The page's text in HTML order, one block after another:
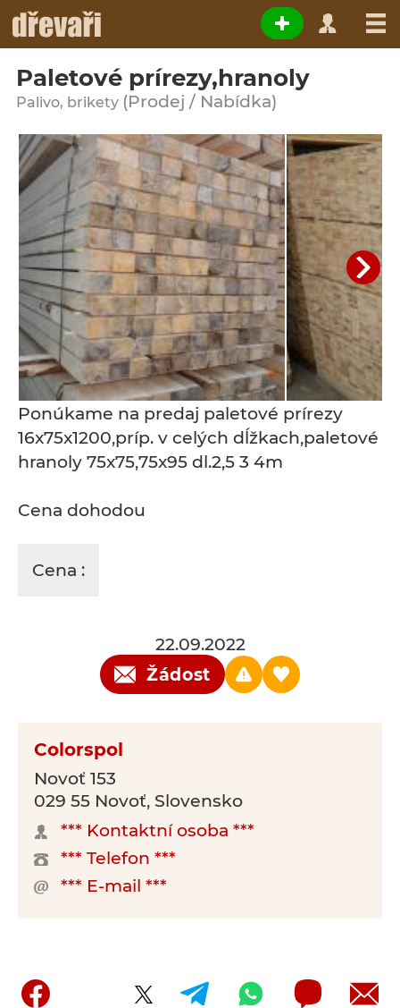
Paletové prírezy,hranoly
Palivo, brikety (Prodej / Nabídka)
Ponúkame na predaj paletové prírezy
16x75x1200,príp. v celých dĺžkach,paletové
hranoly 75x75,75x95 dl.2,5 3 4m
Cena dohodou
Cena :
22.09.2022
Žádost
Colorspol
Novoť 153
029 55 Novoť, Slovensko
*** Kontaktní osoba ***
*** Telefon ***
*** E-mail ***